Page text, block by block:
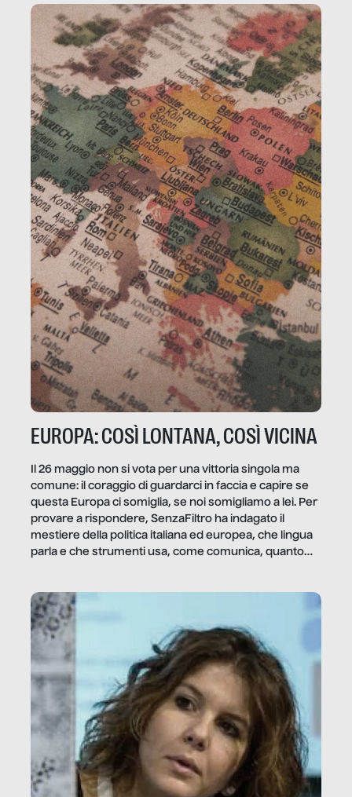
EUROPA: COSÌ LONTANA, COSÌ VICINA
Il 26 maggio non si vota per una vittoria singola ma
comune: il coraggio di guardarci in faccia e capire se
questa Europa ci somiglia, se noi somigliamo a lei. Per
provare a rispondere, SenzaFiltro ha indagato il
mestiere della politica italiana ed europea, che lingua
parla e che strumenti usa, come comunica, quanto